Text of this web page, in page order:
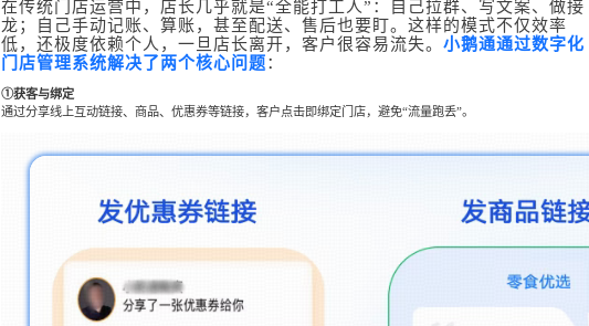
在传统门店运营中，店长几乎就是“全能打工人”：自己拉群、写文案、做接
龙；自己手动记账、算账，甚至配送、售后也要盯。这样的模式不仅效率
低，还极度依赖个人，一旦店长离开，客户很容易流失。小鹅通通过数字化
门店管理系统解决了两个核心问题：
①获客与绑定
通过分享线上互动链接、商品、优惠券等链接，客户点击即绑定门店，避免“流量跑丢”。